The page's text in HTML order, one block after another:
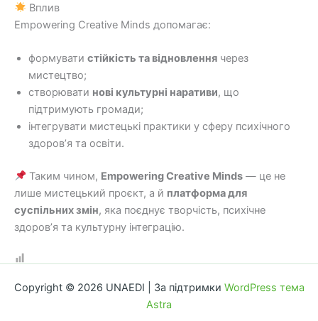
Вплив
Empowering Creative Minds допомагає:
формувати стійкість та відновлення через
мистецтво;
створювати нові культурні наративи, що
підтримують громади;
інтегрувати мистецькі практики у сферу психічного
здоров’я та освіти.
Таким чином, Empowering Creative Minds— це не
лише мистецький проєкт, а й платформа для
суспільних змін, яка поєднує творчість, психічне
здоров’я та культурну інтеграцію.
Copyright © 2026 UNAEDI | За підтримки WordPress тема
Astra